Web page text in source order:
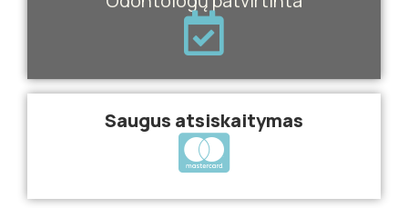
Saugus atsiskaitymas